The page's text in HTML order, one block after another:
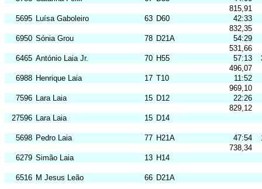
815,91
5695 Luísa Gaboleiro 63 D60
42:33
832,35
6950 Sónia Grou 78 D21A
54:29
531,66
6465 António Laia Jr. 70 H55 57:13
496,07
6988 Henrique Laia 17 T10
11:52
969,10
7596 Lara Laia 15 D12
22:26
829,12
27596 Lara Laia 15 D14
5698 Pedro Laia 77 H21A 47:54
738,34
6279 Simão Laia 13 H14
6516 M Jesus Leão 66 D21A